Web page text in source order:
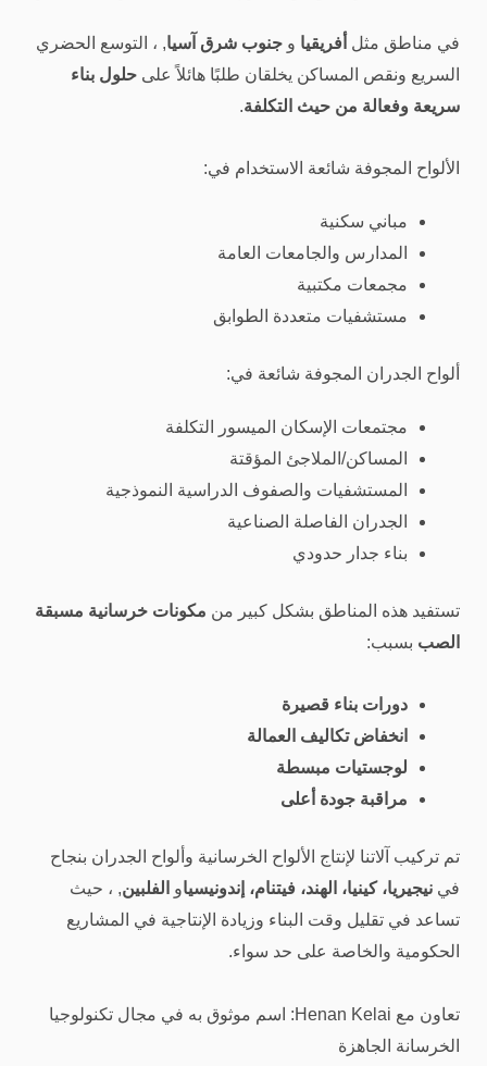
في مناطق مثل أفريقيا و جنوب شرق آسيا, ، التوسع الحضري
السريع ونقص المساكن يخلقان طلبًا هائلاً على حلول بناء
سريعة وفعالة من حيث التكلفة.
الألواح المجوفة شائعة الاستخدام في:
مباني سكنية
المدارس والجامعات العامة
مجمعات مكتبية
مستشفيات متعددة الطوابق
ألواح الجدران المجوفة شائعة في:
مجتمعات الإسكان الميسور التكلفة
المساكن/الملاجئ المؤقتة
المستشفيات والصفوف الدراسية النموذجية
الجدران الفاصلة الصناعية
بناء جدار حدودي
تستفيد هذه المناطق بشكل كبير من مكونات خرسانية مسبقة
الصب بسبب:
دورات بناء قصيرة
انخفاض تكاليف العمالة
لوجستيات مبسطة
مراقبة جودة أعلى
تم تركيب آلاتنا لإنتاج الألواح الخرسانية وألواح الجدران بنجاح
في نيجيريا، كينيا، الهند، فيتنام، إندونيسياو الفلبين, ، حيث
تساعد في تقليل وقت البناء وزيادة الإنتاجية في المشاريع
الحكومية والخاصة على حد سواء.
تعاون مع Henan Kelai: اسم موثوق به في مجال تكنولوجيا
الخرسانة الجاهزة